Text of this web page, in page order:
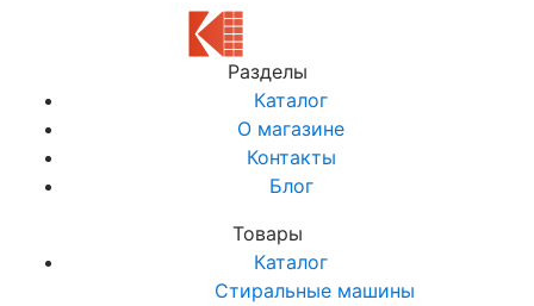
Разделы
Каталог
О магазине
Контакты
Блог
Товары
Каталог
Стиральные машины